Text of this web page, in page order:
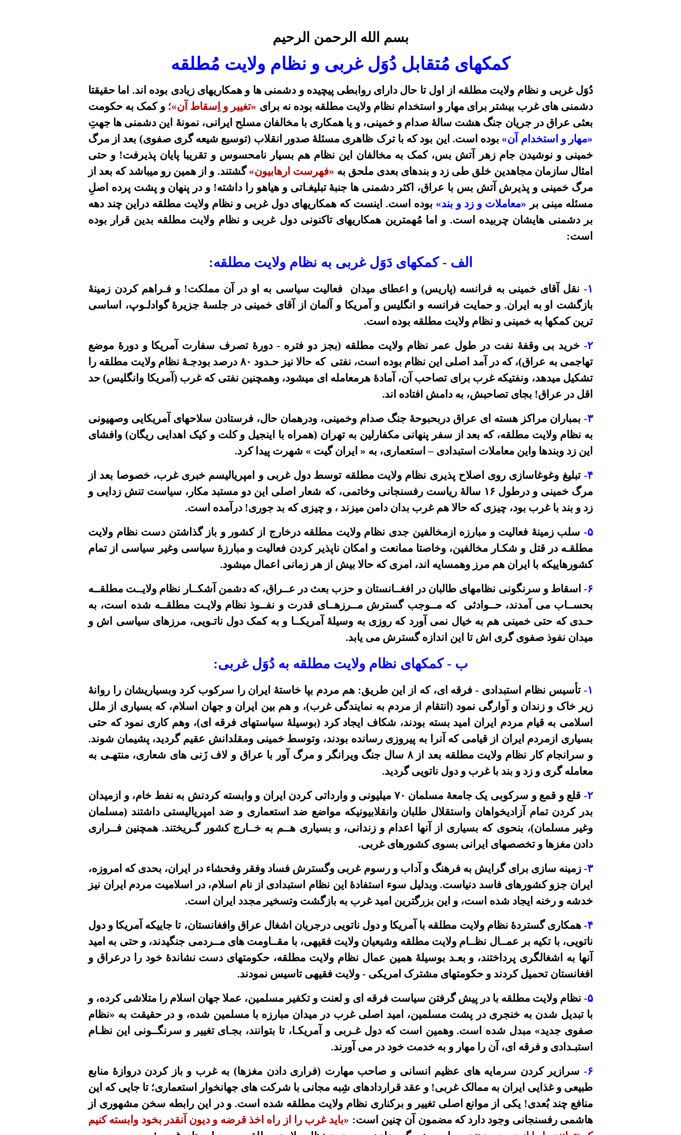
بسم الله الرحمن الرحیم
کمکهای مُتقابل دُوَل غربی و نظام ولايت مُطلقه
دُوَل غربی و نظام ولایت مطلقه از اول تا حال دارای روابطی پیچیده و دشمنی ها و همکاریهای زیادی بوده اند. اما حقیقتا
دشمنی های غرب بیشتر برای مهار و استخدام نظام ولایت مطلقه بوده نه برای «تغییر و اِسقاط آن»؛ و کمک به حکومت
بعثی عراق در جریان جنگ هشت سالۀ صدام و خمینی، و یا همکاری با مخالفان مسلح ایرانی، نمونۀ این دشمنی ها جهتِ
«مهار و استخدام آن» بوده است. این بود که با ترک ظاهری مسئلۀ صدور انقلاب (توسیع شیعه گری صفوی) بعد از مرگ
خمینی و نوشیدن جام زهر آتش بس، کمک به مخالفان این نظام هم بسیار نامحسوس و تقریبا پایان پذیرفت! و حتی
امثال سازمان مجاهدین خلق طی زد و بندهای بعدی ملحق به «فهرست ارهابیون» گشتند. و از همین رو میباشد که بعد از
مرگ خمینی و پذیرش آتش بس با عراق، اکثر دشمنی ها جنبۀ تبلیغـاتی و هیاهو را داشته! و در پنهان و پشت پرده اصلِ
مسئله مبنی بر «معاملات و زد و بند» بوده است. اینست که همکاریهای دول غربی و نظام ولایت مطلقه دراین چند دهه
بر دشمنی هایشان چربیده است. و اما مُهمترین همکاریهای تاکنونی دول غربی و نظام ولایت مطلقه بدین قرار بوده
است:
الف -کمکهای دَوَل غربی به نظام ولایت مطلقه:
۱- نقل آقای خمینی به فرانسه (پاریس) و اعطای میدان فعالیت سیاسی به او در آن مملکت! و فـراهم کردن زمینۀ
بازگشت او به ایران. و حمایت فرانسه و انگلیس و آمریکا و آلمان از آقای خمینی درجلسۀ جزیرۀ گوادلـوپ، اساسی
ترینکمکها به خمینی و نظام ولایت مطلقه بوده است.
۲- خرید بی وقفۀ نفت در طول عمر نظام ولایت مطلقه (بجز دو فتره - دورۀ تصرف سفارت آمریکا و دورۀ موضع
تهاجمی به عراق)، که در آمد اصلی این نظام بوده است، نفتی که حالا نیز حـدود ۸۰ درصد بودجـۀ نظام ولایت مطلقه را
تشکیل میدهد، ونفتیکه غرب برای تصاحب آن، آمادۀ هرمعامله ای میشود، وهمچنین نفتی که غرب (آمریکا وانگلیس) حد
اقل در عراق! بجای تصاحبش، به دامش افتاده اند.
۳- بمباران مراکز هسته ای عراق دربحبوحۀ جنگ صدام وخمینی، ودرهمان حال، فرستادن سلاحهای آمریکایی وصهیونی
به نظام ولایت مطلقه، که بعد از سفر پنهانی مکفارلین به تهران (همراه با اینجیل و کلت و کیک اهدایی ریگان) وافشای
این زد وبندها واین معاملات استبدادی – استعماری، به « ایران گیت » شهرت پیدا کرد.
۴- تبلیغ وغوغاسازی روی اصلاح پذیری نظام ولایت مطلقه توسط دول غربی و امپریالیسم خبری غرب، خصوصا بعد از
مرگ خمینی و درطول۱۶ سالۀ ریاست رفسنجانی وخاتمی، که شعار اصلی این دو مستبد مکار، سیاست تنش زدایی و
زد و بند با غرب بود، چیزی که حالا هم غرب بدان دامن میزند ، و چیزی که بد جوری! درآمده است.
۵- سلب زمینۀ فعالیت و مبارزه ازمخالفین جدی نظام ولایت مطلقه درخارج از کشور و باز گذاشتن دست نظام ولایت
مطلقـه در قتل و شکـار مخالفین، وخاصتا ممانعت و امکان ناپذیر کردن فعالیت و مبارزۀ سیاسی وغیر سیاسی از تمام
کشورهاییکه با ایران هم مرز وهمسایه اند، امری که حالا بیش از هر زمانی اعمال میشود.
۶- اسقاط و سر نگونی نظامهای طالبان در افغــانستان و حزب بعث در عــراق، که دشمن آشکــار نظام ولایــت مطلقــه
بحســاب می آمدند، حــوادثی که مــوجب گسترش مــرزهــای قدرت و نفــوذ نظام ولایـت مطلقــه شده است، به
حـدی که حتی خمینی هم به خیال نمی آورد که روزی به وسیلۀ آمریکــا و به کمک دول ناتـویی، مرزهای سیاسی اش و
میدان نفوذ صفوی گری اش تا این اندازه گسترش می یابد.
ب -کمکهای نظام ولایت مطلقه به دُوَل غربی:
۱- تأسیس نظام ستبدادی - فرقه ای، که از این طریق: هم مردم بپا خاستۀ ایران را سرکوب کرد وبسیاریشان را روانۀ
زیر خاک و زندان و آوارگی نمود (انتقام از مردم به نمایندگی غرب)، و هم بین ایران و جهان اسلام، که بسیاری از ملل
اسلامی به قیام مردم ایران امید بسته بودند، شکاف ایجاد کرد (بوسیلۀ سیاستهای فرقه ای)، وهم کاری نمود که حتی
بسیاری ازمردم ایران از قیامی که آنرا به پیروزی رسانده بودند، وتوسط خمینی ومقلدانش عقیم گردید، پشیمان شوند.
و سرانجام کار نظام ولایت مطلقه بعد از ۸ سال جنگ ویرانگر و مرگ آور با عراق و لاف زَنی های شعاری، منتهـی به
معامله گری و زد و بند با غرب و دول ناتویی گردید.
۲-
قلع و قمع و سرکوبی یک جامعۀ مسلمان ۷۰ میلیونی و وارداتی کردن ایران و وابسته کردنش به نفط خام، و ازمیدان
بدر کردن تمام آزادیخواهان واستقلال طلبان وانقلابیونیکه مواضع ضد استعماری و ضد امپریالیستی داشتند (مسلمان
وغیر مسلمان)، بنحوی که بسیاری از آنها اعدام و زندانی، و بسیاری هــم به خــارج کشور گـریختند. همچنین فــراری
دادن مغزها و تخصصهای ایرانی بسوی کشورهای غربی.
۳- زمینه سازی برای گرایش به فرهنگ و آداب و رسوم غربی وگسترش فساد وفقر وفحشاء در ایران، بحدی که امروزه،
ایران جزو کشورهای فاسد دنیاست. وبدلیل سوء استفادۀ این نظام استبدادی از نام اسلام، در اسلامیت مردم ایران نیز
خدشه و رخنه ایجاد شده است، و این بزرگترین امید غرب به بازگشت وتسخیر مجدد ایران است.
۴- همکاری گستردۀ نظام ولایت مطلقه با آمریکا و دول ناتویی درجریان اشغال عراق وافغانستان، تا جاییکه آمریکا و دول
ناتویی، با تکیه بر عمــال نظــام ولایت مطلقه وشیعیان ولایت فقیهی، با مقــاومت های مــردمی جنگیدند، و حتی به امید
آنها به اشغالگری پرداختند، و بعـد بوسیلۀ همین عمال نظام ولایت مطلقه، حکومتهای دست نشاندۀ خود را درعراق و
افغانستان تحمیل کردند و حکومتهای مشترک امریکی - ولایت فقیهی تاسیس نمودند.
۵- نظام ولایت مطلقه با در پیش گرفتن سیاست فرقه ای و لعنت و تکفیر مسلمین، عملا جهان اسلام را متلاشی کرده، و
با تبدیل شدن به خنجری در پشت مسلمین، امید اصلی غرب در میدان مبارزه با مسلمین شده، و در حقیقت به «نظام
صفوی جدید» مبدل شده است. وهمین است که دول غـربی و آمریکـا، تا بتوانند، بجـای تغییر و سرنگــونی این نظـام
استبـدادی و فرقه ای، آن را مهار و به خدمت خود در می آورند.
۶-سرازیر کردن سرمایه های عظیم انسانی و صاحب مهارت (فراری دادن مغزها) به غرب و باز کردن دروازۀ منابع
طبیعی و غذایی ایران به ممالک غربی! و عقد قراردادهای شِبه مجانی با شرکت های جهانخوار
استعماری؛ تا جایی که این
منافع چند بُعدی! یکی از موانع اصلی تغییر و برکناری نظام ولایت مطلقه شده است. و در این رابطه سخن مشهوری از
هاشمی رفسنجانی وجود دارد که مضمون آن چنین است: «باید غرب را از راه اخذ قرضه و دیون آنقدر بخود وابسته کنیم